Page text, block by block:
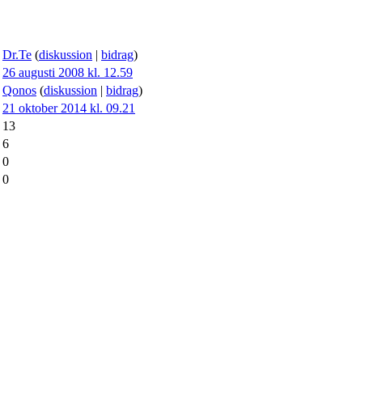
Dr.Te (diskussion | bidrag)
26 augusti 2008 kl. 12.59
Qonos (diskussion | bidrag)
21 oktober 2014 kl. 09.21
13
6
0
0